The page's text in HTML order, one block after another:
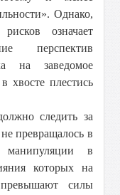
Однако,
означает
перспектив
на заведомое
хвосте плестись
следить за
превращалось в
манипуляции в
которых на
силы